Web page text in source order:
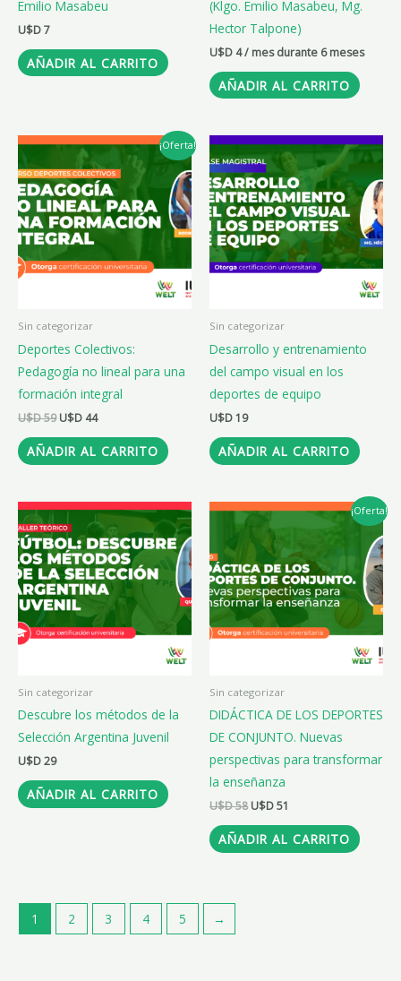
Emilio Masabeu
U$D7
AÑADIR AL CARRITO
(Klgo. Emilio Masabeu, Mg.
Hector Talpone)
U$D 4/ mes durante 6 meses
AÑADIR AL CARRITO
¡Oferta!
Sin categorizar
Deportes Colectivos:
Pedagogía no lineal para una
formación integral
U$D59
El
precio
original
era:
U$D 59.
U$D 44
El
precio
actual
es:
U$D 44.
AÑADIR AL CARRITO
Sin categorizar
Desarrollo y entrenamiento
del campo visual en los
deportes de equipo
U$D19
AÑADIR AL CARRITO
Sin categorizar
Descubre los métodos de la
Selección Argentina Juvenil
U$D29
AÑADIR AL CARRITO
¡Oferta!
Sin categorizar
DIDÁCTICA DE LOS DEPORTES
DE CONJUNTO. Nuevas
perspectivas para transformar
la enseñanza
U$D58
El
precio
original
era:
U$D 58.
U$D51
El
precio
es:
U$D 51.
AÑADIR AL CARRITO
1 2 3 4 5 →